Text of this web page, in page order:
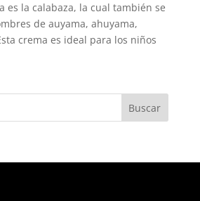
es la calabaza, la cual también se
de auyama, ahuyama,
crema es ideal para los niños
Buscar